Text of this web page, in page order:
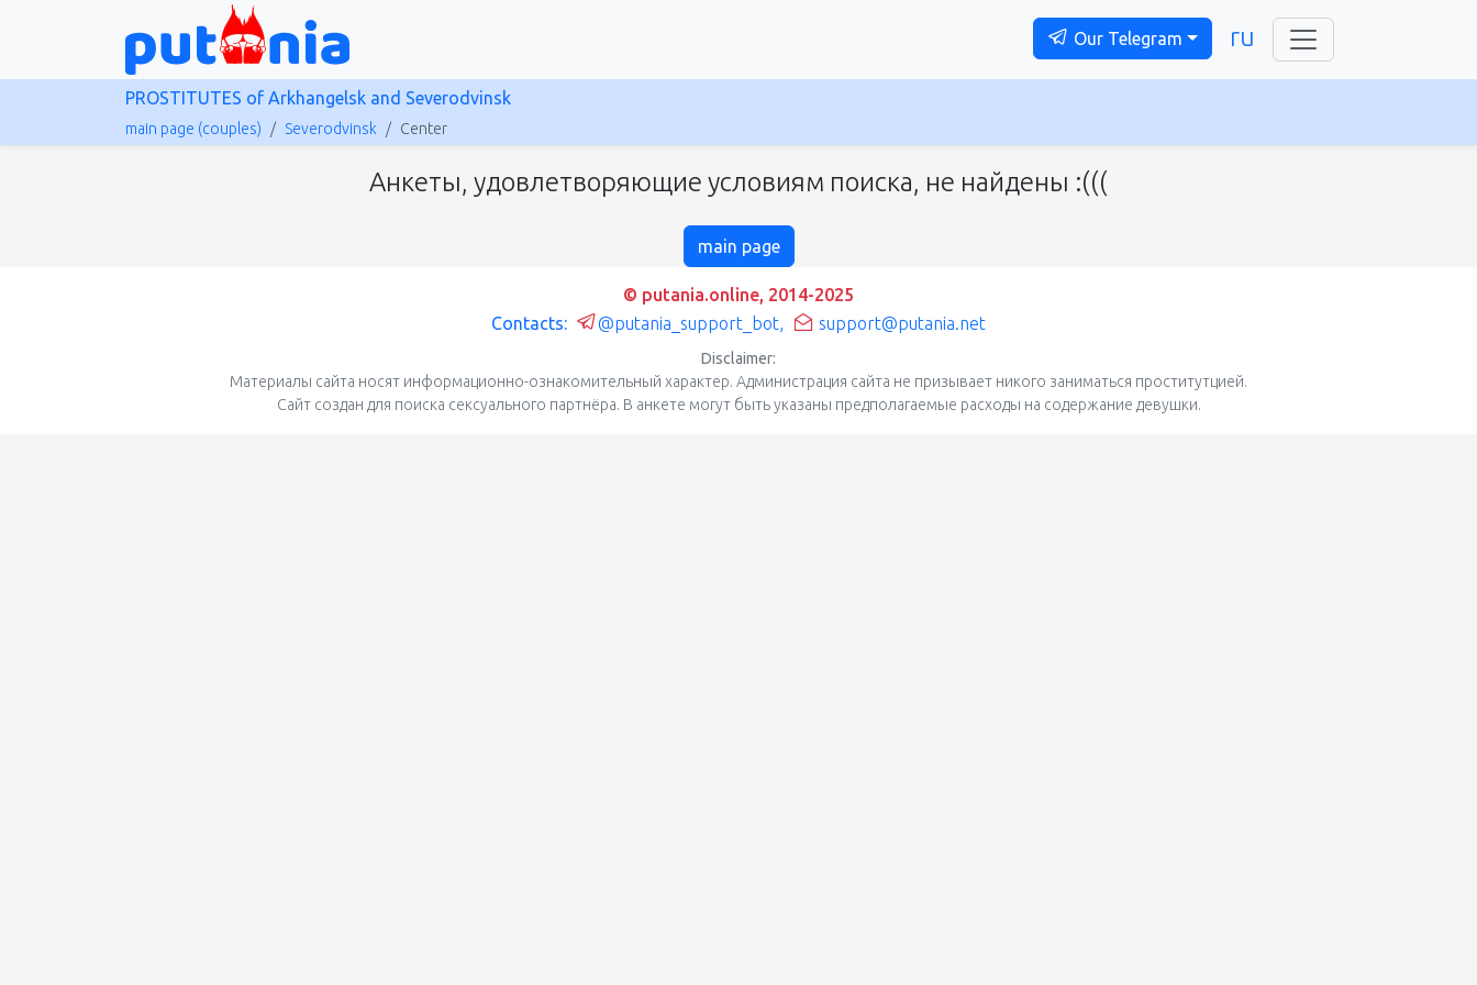
Our Telegram ru
PROSTITUTES of Arkhangelsk and Severodvinsk
main page (couples) Severodvinsk Center
Анкеты, удовлетворяющие условиям поиска, не найдены :(((
main page
© putania.online, 2014-2025
Contacts:
@putania_support_bot, support@putania.net
Disclaimer:
Материалы сайта носят информационно-ознакомительный характер. Администрация сайта не призывает никого заниматься проститутцией.
Сайт создан для поиска сексуального партнёра. В анкете могут быть указаны предполагаемые расходы на содержание девушки.